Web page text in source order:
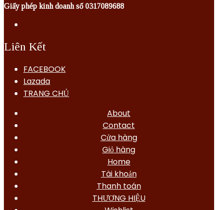
Giấy phép kinh doanh số 0317089688
Liên Kết
FACEBOOK
Lazada
TRANG CHỦ
About
Contact
Cửa hàng
Giỏ hàng
Home
Tài khoản
Thanh toán
THƯƠNG HIỆU